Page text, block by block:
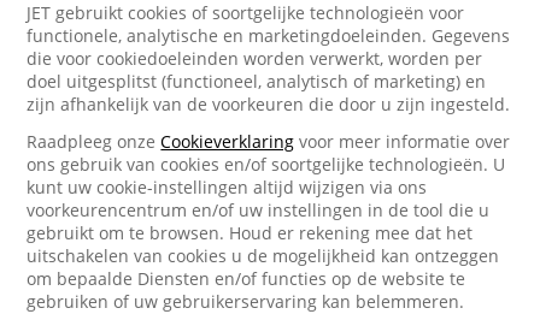
JET gebruikt cookies of soortgelijke technologieën voor
functionele, analytische en marketingdoeleinden. Gegevens
die voor cookiedoeleinden worden verwerkt, worden per
doel uitgesplitst (functioneel, analytisch of marketing) en
zijn afhankelijk van de voorkeuren die door u zijn ingesteld.
Raadpleeg onzeCookieverklaring voor meer informatie over
ons gebruik van cookies en/of soortgelijke technologieën. U
kunt uw cookie-instellingen altijd wijzigen via ons
voorkeurencentrum en/of uw instellingen in de tool die u
gebruikt om te browsen. Houd er rekening mee dat het
uitschakelen van cookies u de mogelijkheid kan ontzeggen
om bepaalde Diensten en/of functies op de website te
gebruiken of uw gebruikerservaring kan belemmeren.